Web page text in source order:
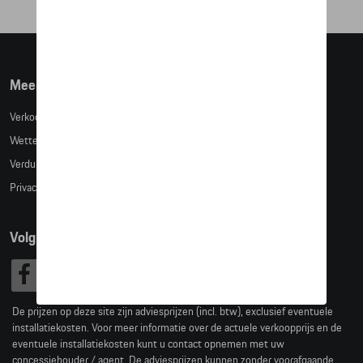
Meer info
Verkoopsvoorwaarden
Wettelijke bepalingen
Verduidelijking kledingmaten
Privacybeleid
Volg Ons
De prijzen op deze site zijn adviesprijzen (incl. btw), exclusief eventuele
installatiekosten. Voor meer informatie over de actuele verkoopprijs en de
eventuele installatiekosten kunt u contact opnemen met uw
concessiehouder / agent. De adviesprijzen kunnen zonder voorafgaande